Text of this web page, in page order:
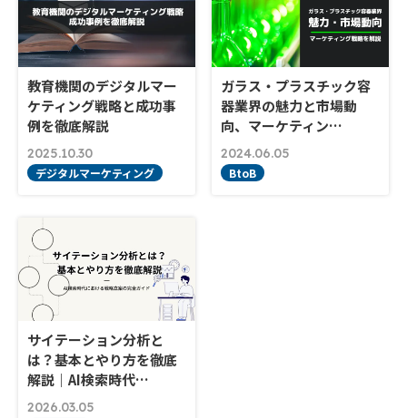
教育機関のデジタルマー
ケティング戦略と成功事
例を徹底解説
2025.10.30
デジタルマーケティング
ガラス・プラスチック容
器業界の魅力と市場動
向、マーケティン…
2024.06.05
BtoB
サイテーション分析と
は？基本とやり方を徹底
解説｜AI検索時代…
2026.03.05